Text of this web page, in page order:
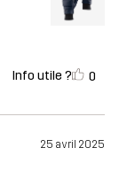
Info utile ? 0
25 avril 2025